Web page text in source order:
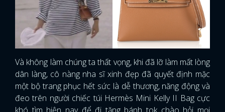
Và không làm chúng ta thất vọng, khi đã lỡ làm mất lòng
dân làng, cô nàng nha sĩ xinh đẹp đã quyết định mặc
một bộ trang phục hết sức là dễ thương, năng động và
đeo trên người chiếc túi Hermès Mini Kelly II Bag cực
khó tìm hiện nay để đi tặng bánh tok chào hỏi mọi